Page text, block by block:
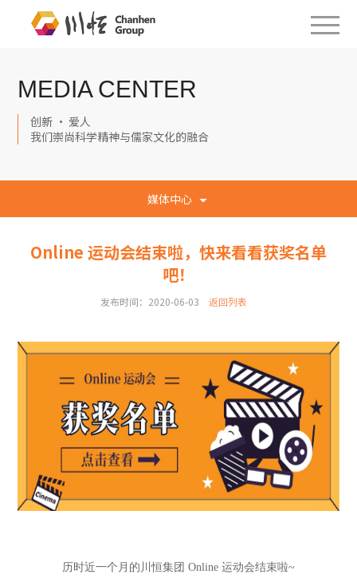
MEDIA CENTER
创新 · 爱人
我们崇尚科学精神与儒家文化的融合
媒体中心
Online 运动会结束啦，快来看看获奖名单
吧！
发布时间：2020-06-03 返回列表
历时近一个月的川恒集团 Online 运动会结束啦~